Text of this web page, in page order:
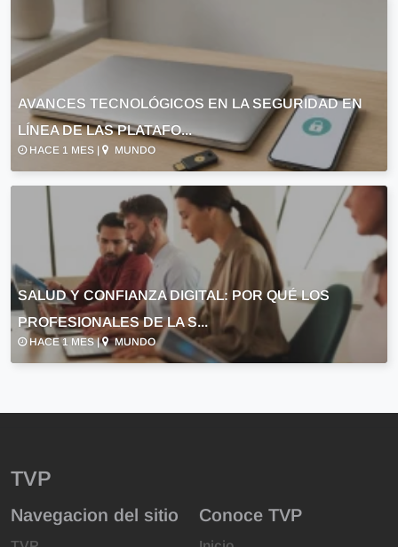
AVANCES TECNOLÓGICOS EN LA SEGURIDAD EN
LÍNEA DE LAS PLATAFO...
HACE 1 MES | MUNDO
SALUD Y CONFIANZA DIGITAL: POR QUÉ LOS
PROFESIONALES DE LA S...
HACE 1 MES | MUNDO
TVP
Navegacion del sitio Conoce TVP